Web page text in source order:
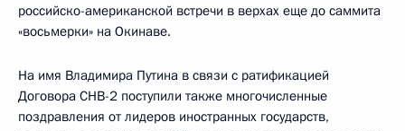
российско-американской встречи в верхах еще до саммита
«восьмерки» на Окинаве.
На имя Владимира Путина в связи с ратификацией
Договора СНВ-2 поступили также многочисленные
поздравления от лидеров иностранных государств,